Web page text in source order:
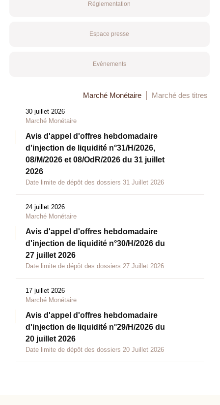
Réglementation
Espace presse
Evénements
Marché Monétaire Marché des titres
30 juillet 2026
Marché Monétaire
Avis d'appel d'offres hebdomadaire
d'injection de liquidité n°31/H/2026,
08/M/2026 et 08/OdR/2026 du 31 juillet
2026
Date limite de dépôt des dossiers 31 Juillet 2026
24 juillet 2026
Marché Monétaire
Avis d'appel d'offres hebdomadaire
d'injection de liquidité n°30/H/2026 du
27 juillet 2026
Date limite de dépôt des dossiers 27 Juillet 2026
17 juillet 2026
Marché Monétaire
Avis d'appel d'offres hebdomadaire
d'injection de liquidité n°29/H/2026 du
20 juillet 2026
Date limite de dépôt des dossiers 20 Juillet 2026